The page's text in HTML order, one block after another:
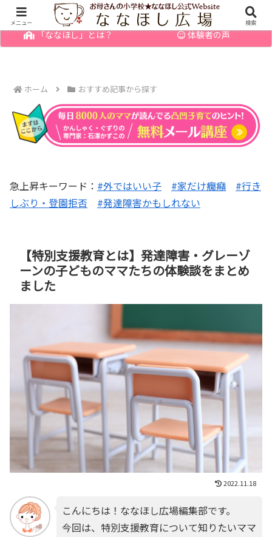
幼児の発達障害・育てにくい子のお悩みを解決
「ななほし」とは？ 体験者の声
ホーム おすすめ記事から探す
急上昇キーワード： #外ではいい子 #家だけ癇癪
#行き
しぶり・登園拒否
#発達障害かもしれない
【特別支援教育とは】発達障害・グレーゾ
ーンの子どものママたちの体験談をまとめ
ました
2022.11.18
こんにちは！ななほし広場編集部です。
今回は、特別支援教育について知りたいママ
メニュー 検索